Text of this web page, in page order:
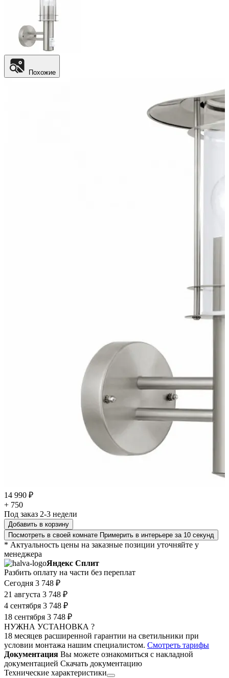
Похожие
14 990 ₽
+ 750
Под заказ 2-3 недели
Добавить в корзину
Посмотреть в своей комнате Примерить в интерьере за 10 секунд
* Актуальность цены на заказные позиции уточняйте у
менеджера
Яндекс Сплит
Разбить оплату на части без переплат
Сегодня 3 748 ₽
21 августа 3 748 ₽
4 сентября 3 748 ₽
18 сентября 3 748 ₽
НУЖНА УСТАНОВКА ?
18 месяцев расширенной гарантии на светильники при
условии монтажа нашим специалистом. Смотреть тарифы
Документация Вы можете ознакомиться с накладной
документацией Скачать документацию
Технические характеристики